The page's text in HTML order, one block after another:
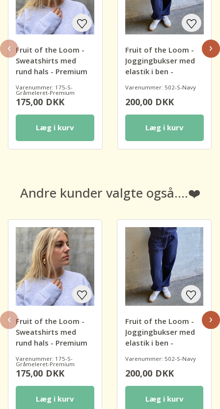
Fruit of the Loom -
Sweatshirts med
rund hals - Premium
Varenummer: 175-S-
Gråmeleret-Premium
175,00DKK
Læg i kurv
Fruit of the Loom -
Joggingbukser med
elastik i ben -
Varenummer: 502-S-Navy
200,00DKK
Læg i kurv
‹ ›
Andre kunder valgte også....❤️
Fruit of the Loom -
Sweatshirts med
rund hals - Premium
Varenummer: 175-S-
Gråmeleret-Premium
175,00DKK
Læg i kurv
Fruit of the Loom -
Joggingbukser med
elastik i ben -
Varenummer: 502-S-Navy
200,00DKK
Læg i kurv
‹ ›